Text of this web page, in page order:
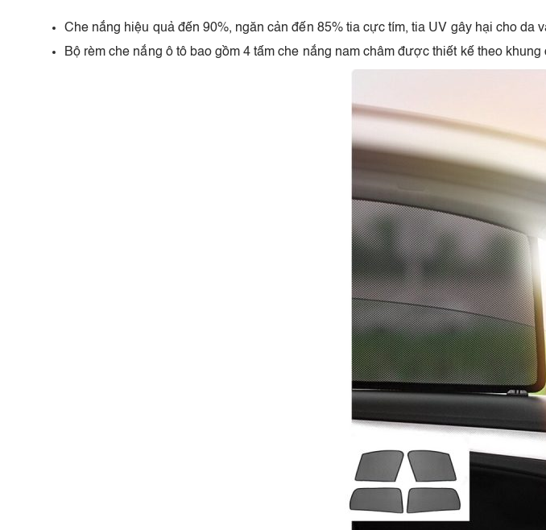
Che nắng hiệu quả đến 90%, ngăn cản đến 85% tia cực tím, tia UV gây hại cho da
Bộ rèm che nắng ô tô bao gồm 4 tấm che nắng nam châm được thiết kế theo